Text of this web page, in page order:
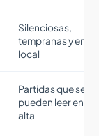
Silenciosas,
tempranas y en
local
Partidas que se
pueden leer en
alta